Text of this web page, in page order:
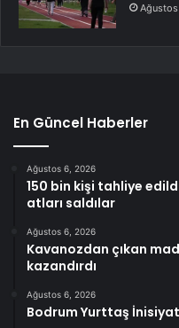
En Güncel Haberler
Ağustos 6, 2026
150 bin kişi tahliye
atları saldılar
Ağustos 6, 2026
Kavanozdan çıkan
kazandırdı
Ağustos 6, 2026
Bodrum Yurttaş